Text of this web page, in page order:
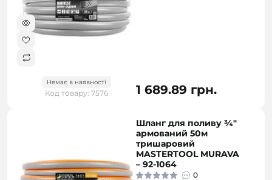
Немає в наявності
Код товару: 7576 1 689.89 грн.
Шланг для поливу ¾"
армований 50м
тришаровий
MASTERTOOL MURAVA
– 92-1064
0